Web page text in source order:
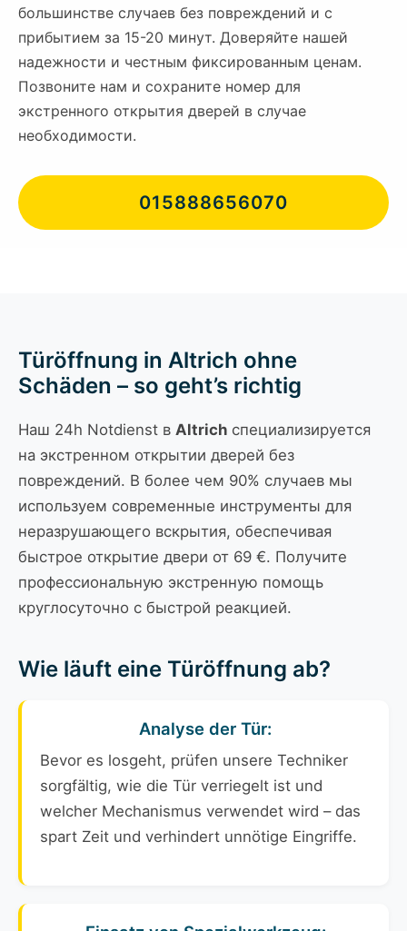
большинстве случаев без повреждений и с
прибытием за 15-20 минут. Доверяйте нашей
надежности и честным фиксированным ценам.
Позвоните нам и сохраните номер для
экстренного открытия дверей в случае
необходимости.
015888656070
Türöffnung in Altrich ohne
Schäden – so geht’s richtig
Наш 24h Notdienst в Altrich специализируется
на экстренном открытии дверей без
повреждений. В более чем 90% случаев мы
используем современные инструменты для
неразрушающего вскрытия, обеспечивая
быстрое открытие двери от 69 €. Получите
профессиональную экстренную помощь
круглосуточно с быстрой реакцией.
Wie läuft eine Türöffnung ab?
Analyse der Tür:
Bevor es losgeht, prüfen unsere Techniker
sorgfältig, wie die Tür verriegelt ist und
welcher Mechanismus verwendet wird – das
spart Zeit und verhindert unnötige Eingriffe.